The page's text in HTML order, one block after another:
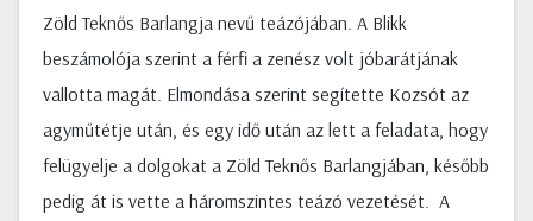
Zöld Teknős Barlangja nevű teázójában. A Blikk
beszámolója szerint a férfi a zenész volt jóbarátjának
vallotta magát. Elmondása szerint segítette Kozsót az
agyműtétje után, és egy idő után az lett a feladata, hogy
felügyelje a dolgokat a Zöld Teknős Barlangjában, később
pedig át is vette a háromszintes teázó vezetését. A